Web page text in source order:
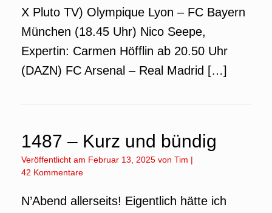
X Pluto TV) Olympique Lyon – FC Bayern
München (18.45 Uhr) Nico Seepe,
Expertin: Carmen Höfflin ab 20.50 Uhr
(DAZN) FC Arsenal – Real Madrid […]
1487 – Kurz und bündig
Veröffentlicht am Februar 13, 2025 von Tim |
42 Kommentare
N’Abend allerseits! Eigentlich hätte ich